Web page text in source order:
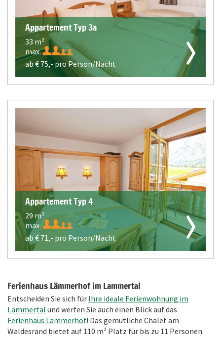
Appartement Typ 3a
33 m²
max.
ab € 75,- pro Person/Nacht
Appartement Typ 4
29 m²
max.
ab €71,- pro Person/Nacht
Ferienhaus Lämmerhof im Lammertal
Entscheiden Sie sich für Ihre ideale Ferienwohnung im
Lammertal und werfen Sie auch einen Blick auf das
Ferienhaus Lämmerhof! Das gemütliche Chalet am
Waldesrand bietet auf 110 m² Platz für bis zu 11 Personen.